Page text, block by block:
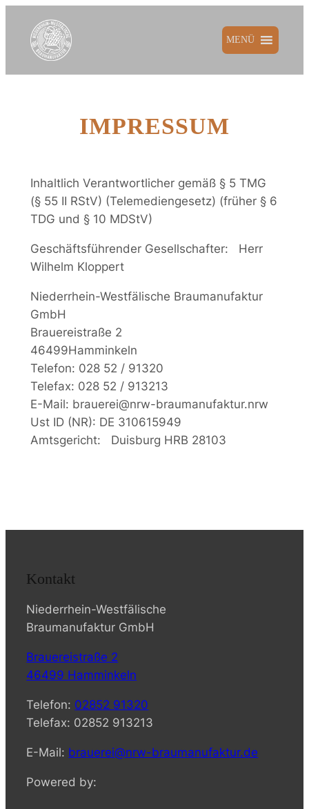
Inhalt
springen
MENÜ
IMPRESSUM
Inhaltlich Verantwortlicher gemäß § 5 TMG
(§ 55 II RStV) (Telemediengesetz) (früher § 6
TDG und § 10 MDStV)
Geschäftsführender Gesellschafter: Herr
Wilhelm Kloppert
Niederrhein-Westfälische Braumanufaktur
GmbH
Brauereistraße 2
46499Hamminkeln
Telefon: 028 52 / 91320
Telefax: 028 52 / 913213
E-Mail: brauerei@nrw-braumanufaktur.nrw
Ust ID (NR): DE 310615949
Amtsgericht: Duisburg HRB 28103
Kontakt
Niederrhein-Westfälische
Braumanufaktur GmbH
Brauereistraße 2
46499 Hamminkeln
Telefon: 02852 91320
Telefax: 02852 913213
E-Mail: brauerei@nrw-braumanufaktur.de
Powered by: